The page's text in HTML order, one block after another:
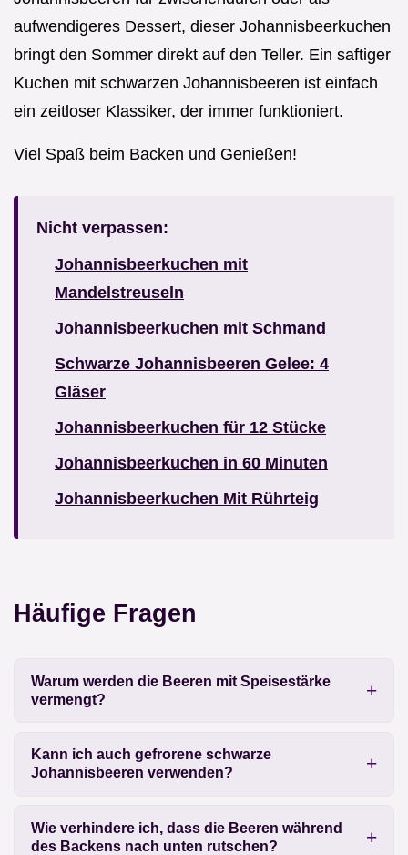
aufwendigeres Dessert, dieser Johannisbeerkuchen
bringt den Sommer direkt auf den Teller. Ein saftiger
Kuchen mit schwarzen Johannisbeeren ist einfach
ein zeitloser Klassiker, der immer funktioniert.
Viel Spaß beim Backen und Genießen!
Nicht verpassen:
Johannisbeerkuchen mit
Mandelstreuseln
Johannisbeerkuchen mit Schmand
Schwarze Johannisbeeren Gelee: 4
Gläser
Johannisbeerkuchen für 12 Stücke
Johannisbeerkuchen in 60 Minuten
Johannisbeerkuchen Mit Rührteig
Häufige Fragen
Warum werden die Beeren mit Speisestärke
vermengt?
Kann ich auch gefrorene schwarze
Johannisbeeren verwenden?
Wie verhindere ich, dass die Beeren während
des Backens nach unten rutschen?